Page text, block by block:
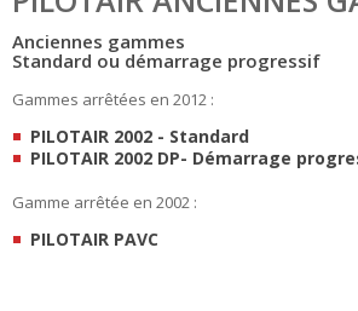
Anciennes gammes
Standard ou démarrage progressif
Gammes arrêtées en 2012 :
PILOTAIR 2002 - Standard
PILOTAIR 2002 DP- Démarrage
Gamme arrêtée en 2002 :
PILOTAIR PAVC